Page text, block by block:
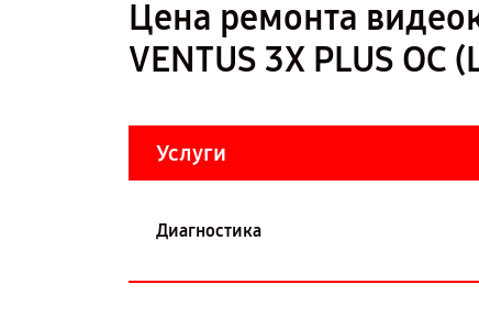
Цена ремонта
VENTUS 3X PLUS OC
Услуги
Диагностика